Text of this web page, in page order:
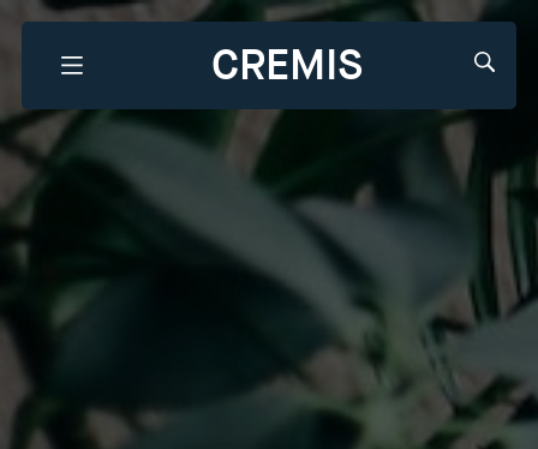
CREMIS
Que recherchez-vous?